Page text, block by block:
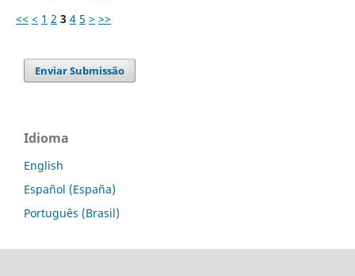
<< < 1 2 3 4 5 > >>
Enviar Submissão
Idioma
English
Español (España)
Português (Brasil)